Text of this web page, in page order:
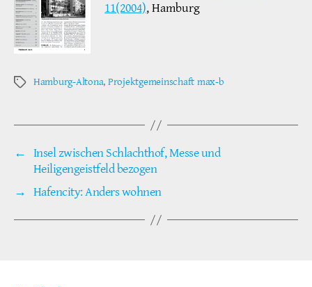
11(2004), Hamburg
Schlagwörter
Hamburg-Altona, Projektgemeinschaft max-b
← Insel zwischen Schlachthof, Messe und
Heiligengeistfeld bezogen
→ Hafencity: Anders wohnen